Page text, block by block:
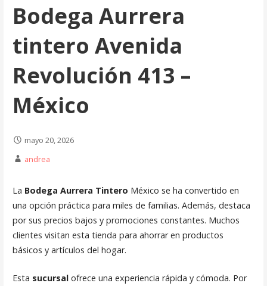
Bodega Aurrera
tintero Avenida
Revolución 413 –
México
mayo 20, 2026
andrea
La Bodega Aurrera Tintero México se ha convertido en
una opción práctica para miles de familias. Además, destaca
por sus precios bajos y promociones constantes. Muchos
clientes visitan esta tienda para ahorrar en productos
básicos y artículos del hogar.
Esta sucursalofrece una experiencia rápida y cómoda. Por